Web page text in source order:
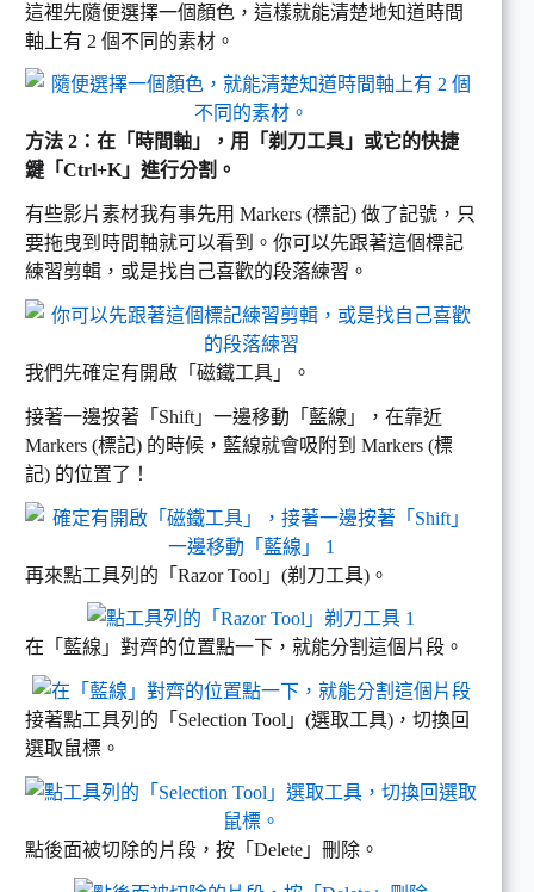
這裡先隨便選擇一個顏色，這樣就能清楚地知道時間
軸上有 2 個不同的素材。
方法 2：在「時間軸」，用「剃刀工具」或它的快捷
鍵「Ctrl+K」進行分割。
有些影片素材我有事先用 Markers (標記) 做了記號，只
要拖曳到時間軸就可以看到。你可以先跟著這個標記
練習剪輯，或是找自己喜歡的段落練習。
我們先確定有開啟「磁鐵工具」。
接著一邊按著「Shift」一邊移動「藍線」，在靠近
Markers (標記) 的時候，藍線就會吸附到 Markers (標
記) 的位置了！
再來點工具列的「Razor Tool」(剃刀工具)。
在「藍線」對齊的位置點一下，就能分割這個片段。
接著點工具列的「Selection Tool」(選取工具)，切換回
選取鼠標。
點後面被切除的片段，按「Delete」刪除。